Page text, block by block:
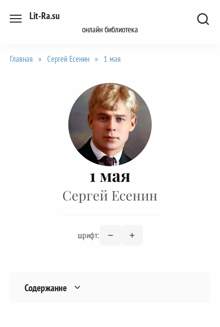
Lit-Ra.su
онлайн библиотека
Главная » Сергей Есенин » 1 мая
1 мая
Сергей Есенин
шрифт:
Содержание